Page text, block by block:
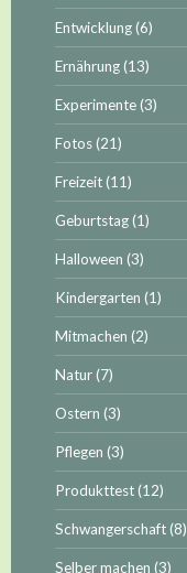
Entwicklung(6)
Ernährung(13)
Experimente(3)
Fotos(21)
Freizeit(11)
Geburtstag(1)
Halloween (3)
Kindergarten (1)
Mitmachen (2)
Natur(7)
Ostern (3)
Pflegen (3)
Produkttest(12)
Schwangerschaft(8)
Selber machen (3)